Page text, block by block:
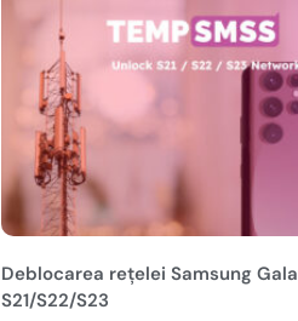
Deblocarea rețelei Samsung
S21/S22/S23